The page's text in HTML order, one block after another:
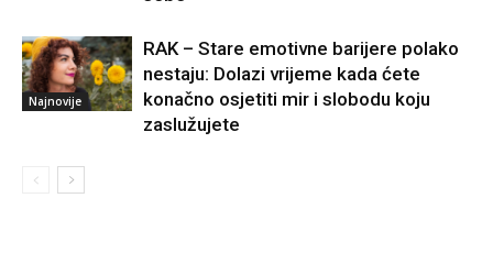
Najnovije
RAK – Stare emotivne barijere polako
nestaju: Dolazi vrijeme kada ćete
konačno osjetiti mir i slobodu koju
zaslužujete